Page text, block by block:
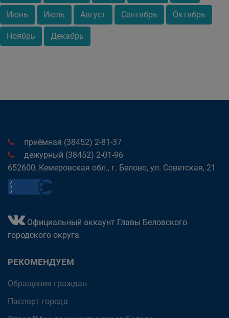
Июнь Июль Август Сентябрь Октябрь
Ноябрь Декабрь
приёмная (38452) 2-81-37
дежурный (38452) 2-01-96
652600, Кемеровская обл., г. Белово, ул. Советская, 21
Официальный аккаунт Главы Беловского
городского округа
РЕКОМЕНДУЕМ
Обращения граждан
Паспорт города